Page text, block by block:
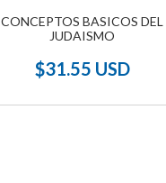
CONCEPTOS BASICOS DEL
JUDAISMO
$31.55 USD